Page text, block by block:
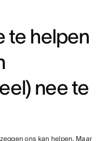
te helpen
nee te
ons kan helpen. Maar